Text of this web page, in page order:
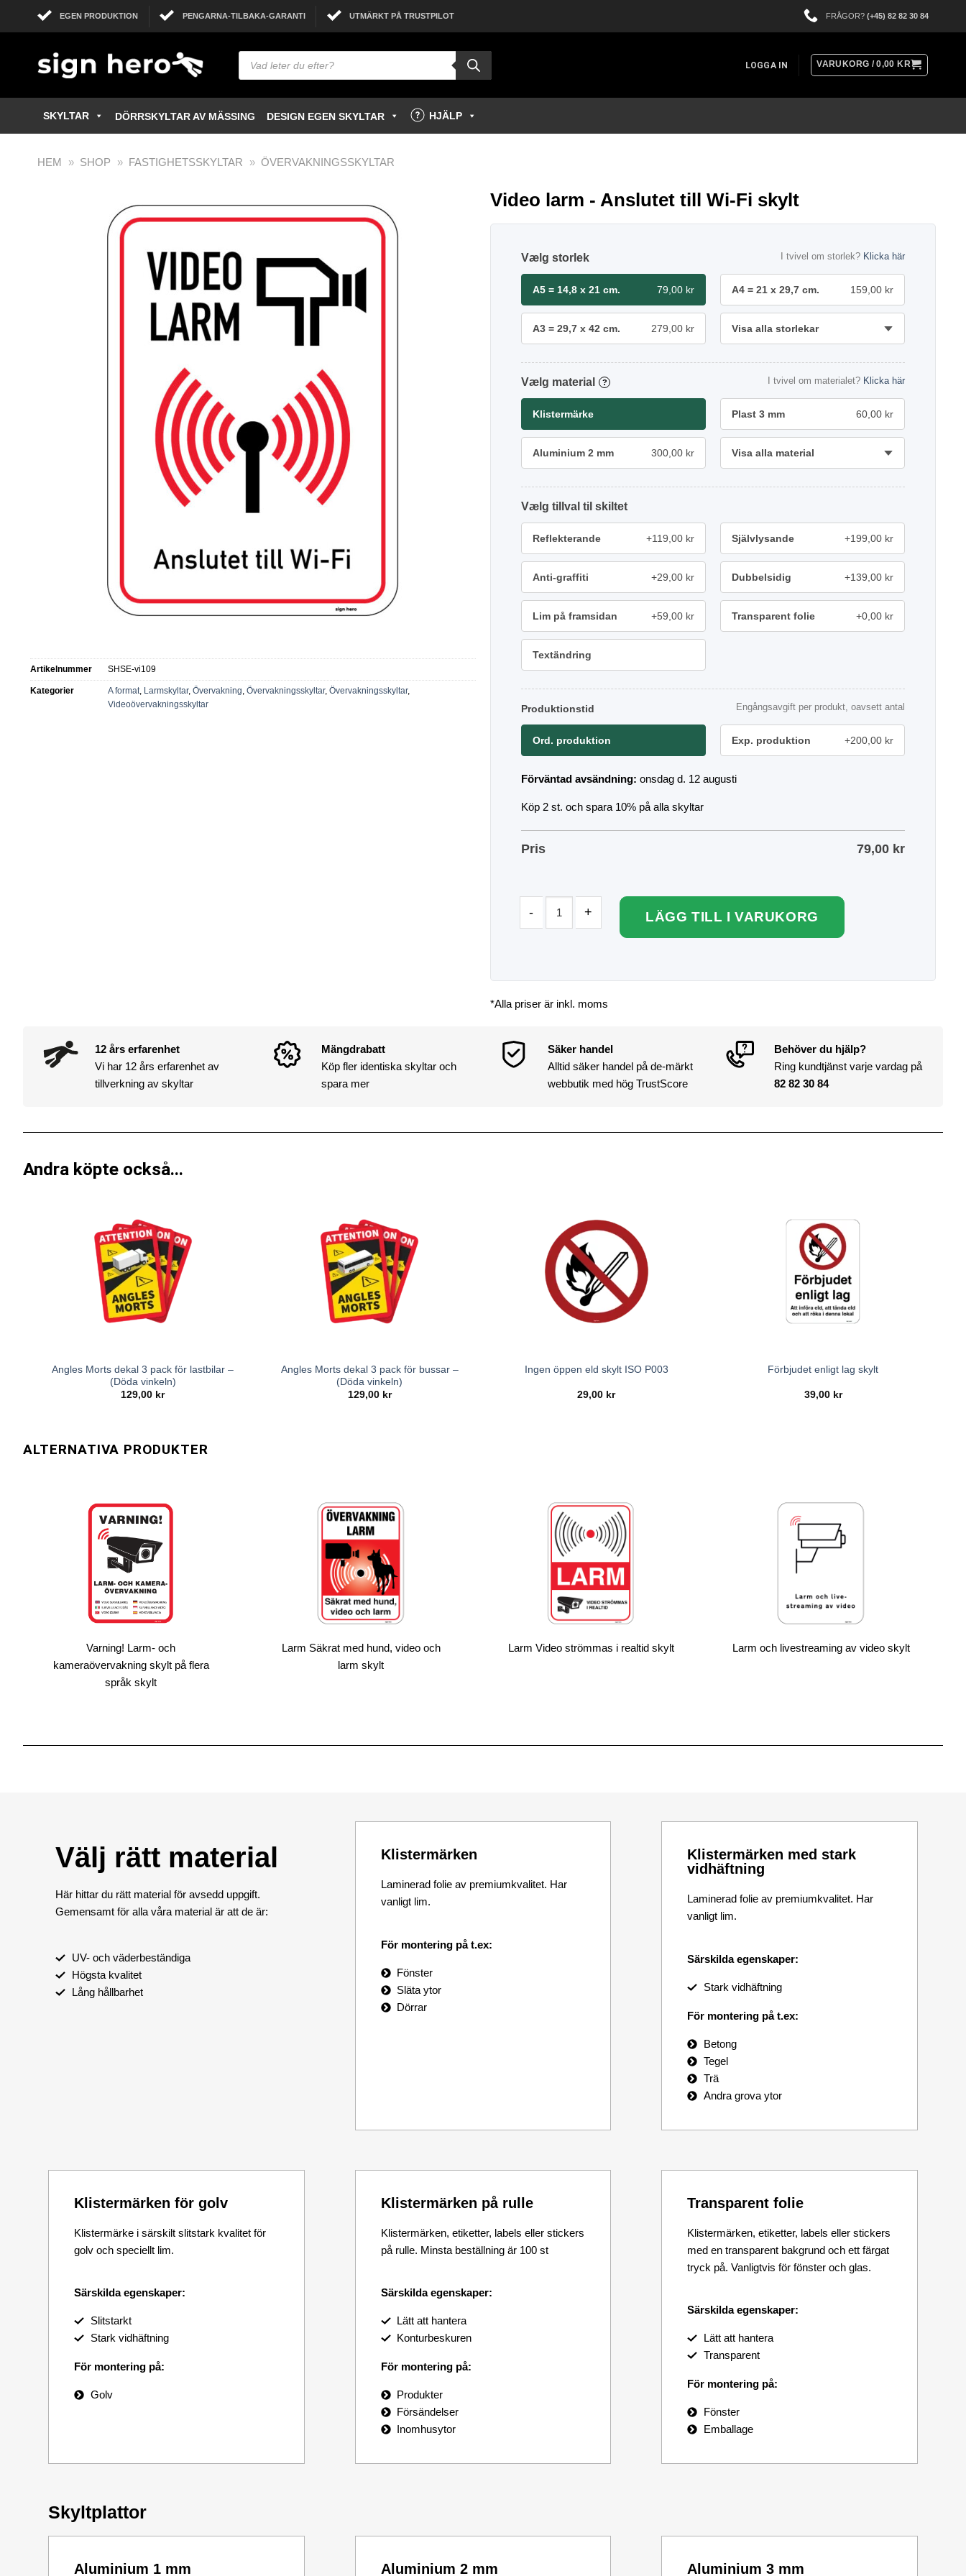
EGEN PRODUKTION PENGARNA-TILBAKA-GARANTI UTMÄRKT PÅ TRUSTPILOT FRÅGOR? (+45) 82 82 30 84
LOGGA IN VARUKORG /0,00 KR
SKYLTAR DÖRRSKYLTAR AV MÄSSING DESIGN EGEN SKYLTAR HJÄLP
HEM » SHOP » FASTIGHETSSKYLTAR » ÖVERVAKNINGSSKYLTAR
Artikelnummer SHSE-vi109
Kategorier A format, Larmskyltar, Övervakning, Övervakningsskyltar, Övervakningsskyltar,
Videoövervakningsskyltar
Video larm - Anslutet till Wi-Fi skylt
storlek I tvivel om storlek? Klicka här
A5 = 14,8 x 21 cm. 79,00 kr A4 = 21 x 29,7 cm. 159,00 kr
A3 = 29,7 x 42 cm. 279,00 kr Visa alla storlekar
material ? I tvivel om materialet? Klicka här
Klistermärke Plast 3 mm 60,00 kr
Aluminium 2 mm 300,00 kr Visa alla material
tillval
Reflekterande +119,00 kr Självlysande +199,00 kr
Anti-graffiti +29,00 kr Dubbelsidig +139,00 kr
Lim på framsidan +59,00 kr Transparent folie +0,00 kr
Textändring
Produktionstid Engångsavgift per produkt, oavsett antal
Ord. produktion Exp. produktion +200,00 kr
Förväntad avsändning: onsdag d. 12 augusti
Köp 2 st. och spara 10% på alla skyltar
Pris 79,00 kr
LÄGG TILL I VARUKORG
*Alla priser är inkl. moms
12 års erfarenhet
Vi har 12 års erfarenhet av
tillverkning av skyltar
Mängdrabatt
Köp fler identiska skyltar och
spara mer
Säker handel
Alltid säker handel på de-märkt
webbutik med hög TrustScore
Behöver du hjälp?
Ring kundtjänst varje vardag på
82 82 30 84
Andra köpte också...
Angles Morts dekal 3 pack för lastbilar –
(Döda vinkeln)
129,00 kr
Angles Morts dekal 3 pack för bussar –
(Döda vinkeln)
129,00 kr
Ingen öppen eld skylt ISO P003
29,00 kr
Förbjudet enligt lag skylt
39,00 kr
Varning! Larm- och
kameraövervakning skylt på flera
språk skylt
Larm Säkrat med hund, video och
larm skylt
Larm Video strömmas i realtid skylt Larm och livestreaming av video skylt
Välj rätt material
Här hittar du rätt material för avsedd uppgift.
Gemensamt för alla våra material är att de är:
UV- och väderbeständiga
Högsta kvalitet
Lång hållbarhet
Klistermärken
Laminerad folie av premiumkvalitet. Har
vanligt lim.
För montering på t.ex:
Fönster
Släta ytor
Dörrar
Klistermärken med stark
vidhäftning
Laminerad folie av premiumkvalitet. Har
vanligt lim.
Särskilda egenskaper:
Stark vidhäftning
För montering på t.ex:
Betong
Tegel
Trä
Andra grova ytor
Klistermärken för golv
Klistermärke i särskilt slitstark kvalitet för
golv och speciellt lim.
Särskilda egenskaper:
Slitstarkt
Stark vidhäftning
För montering på:
Golv
Klistermärken på rulle
Klistermärken, etiketter, labels eller stickers
på rulle. Minsta beställning är 100 st
Särskilda egenskaper:
Lätt att hantera
Konturbeskuren
För montering på:
Produkter
Försändelser
Inomhusytor
Transparent folie
Klistermärken, etiketter, labels eller stickers
med en transparent bakgrund och ett färgat
tryck på. Vanligtvis för fönster och glas.
Särskilda egenskaper:
Lätt att hantera
Transparent
För montering på:
Fönster
Emballage
Skyltplattor
Aluminium 1 mm Aluminium 2 mm Aluminium 3 mm